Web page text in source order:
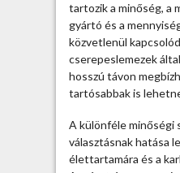
m
r
e
a
n
y
tartozik a minőség, a
gyártó és a
közvetlenül
cserepeslemezek
hosszú távon
tartósabbak is
A különféle minőségi
választásnak hatása
élettartamára és a